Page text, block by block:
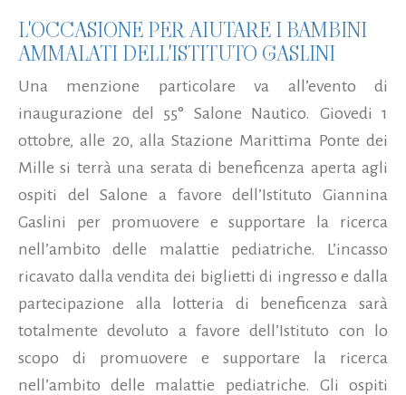
L'OCCASIONE PER AIUTARE I BAMBINI
AMMALATI DELL'ISTITUTO GASLINI
Una menzione particolare va all’evento di
inaugurazione del 55° Salone Nautico. Giovedi 1
ottobre, alle 20, alla Stazione Marittima Ponte dei
Mille si terrà una serata di beneficenza aperta agli
ospiti del Salone a favore dell’Istituto Giannina
Gaslini per promuovere e supportare la ricerca
nell’ambito delle malattie pediatriche. L’incasso
ricavato dalla vendita dei biglietti di ingresso e dalla
partecipazione alla lotteria di beneficenza sarà
totalmente devoluto a favore dell’Istituto con lo
scopo di promuovere e supportare la ricerca
nell’ambito delle malattie pediatriche. Gli ospiti